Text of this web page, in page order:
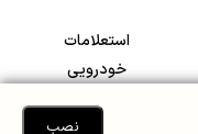
استعلامات
خودرویی
نصب